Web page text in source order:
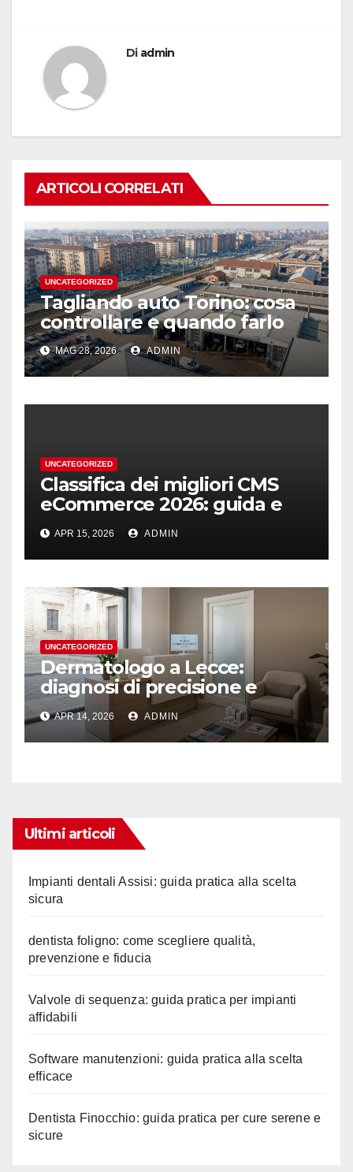
Di admin
ARTICOLI CORRELATI
UNCATEGORIZED
Tagliando auto Torino: cosa
controllare e quando farlo
MAG 28, 2026 ADMIN
UNCATEGORIZED
Classifica dei migliori CMS
eCommerce 2026: guida e
podio
APR 15, 2026 ADMIN
UNCATEGORIZED
Dermatologo a Lecce:
diagnosi di precisione e
ascolto
APR 14, 2026 ADMIN
Ultimi articoli
Impianti dentali Assisi: guida pratica alla scelta
sicura
dentista foligno: come scegliere qualità,
prevenzione e fiducia
Valvole di sequenza: guida pratica per impianti
affidabili
Software manutenzioni: guida pratica alla scelta
efficace
Dentista Finocchio: guida pratica per cure serene e
sicure